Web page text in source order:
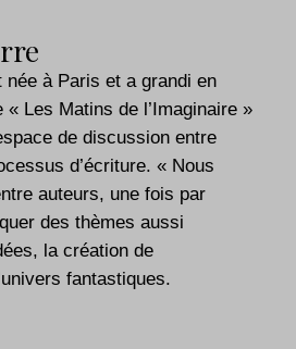
née à Paris et a grandi en
Les Matins de l’Imaginaire »
de discussion entre
d’écriture. « Nous
auteurs, une fois par
des thèmes aussi
la création de
fantastiques.